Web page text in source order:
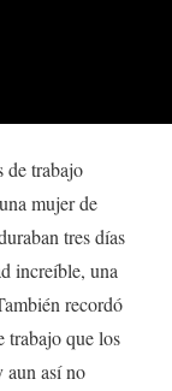
de trabajo
mujer de
tres días
increíble, una
recordó
trabajo que los
aun así no